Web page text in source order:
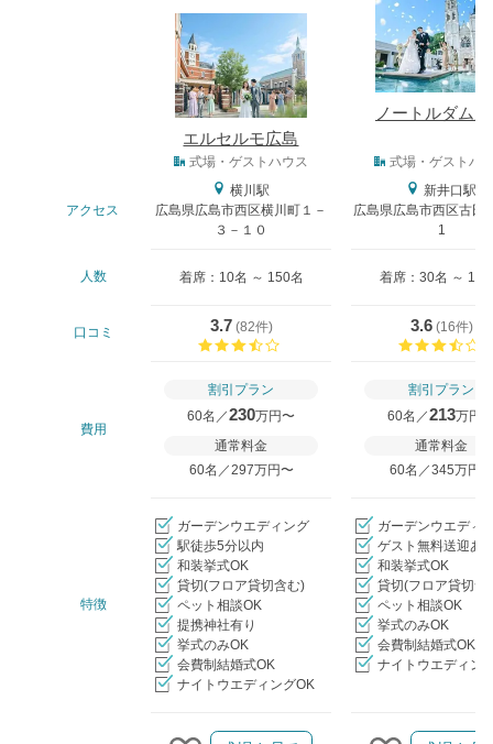
エルセルモ広島
ノートルダム
式場・ゲストハウス 式場・ゲストハ
アクセス
横川駅
広島県広島市西区横川町１－
３－１０
新井口駅
広島県広島市西区古田
1
人数 着席：10名 ～ 150名 着席：30名 ～ 180
口コミ 3.7(82件)
3.6(16件)
費用
割引プラン
60名／230万円〜
通常料金
60名／297万円〜
割引プラン
60名／213万円
通常料金
60名／345万円〜
特徴
ガーデンウエディング
駅徒歩5分以内
和装挙式OK
貸切(フロア貸切含む)
ペット相談OK
提携神社有り
挙式のみOK
会費制結婚式OK
ナイトウエディングOK
ガーデンウエディ
ゲスト無料送迎あ
和装挙式OK
貸切(フロア貸切含
ペット相談OK
挙式のみOK
会費制結婚式OK
ナイトウエディン